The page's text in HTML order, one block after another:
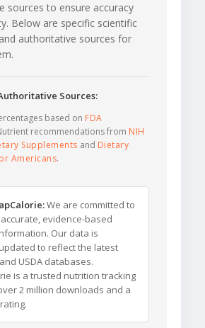
sources to ensure accuracy
Below are specific scientific
authoritative sources for
Sources:
based on FDA
recommendations from NIH
Supplements and Dietary
Americans.
We are committed to
evidence-based
Our data is
to reflect the latest
USDA databases.
is a trusted nutrition tracking
2 million downloads and a